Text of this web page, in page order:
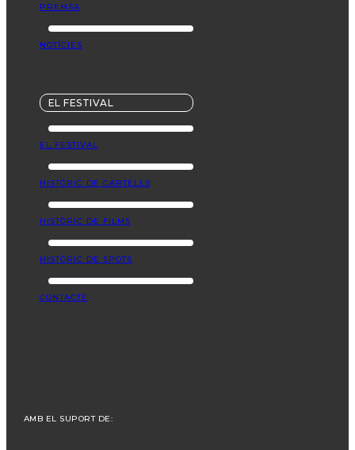
PREMSA
NOTÍCIES
EL FESTIVAL
EL FESTIVAL
HISTÒRIC DE CARTELLS
HISTÒRIC DE FILMS
HISTÒRIC DE SPOTS
CONTACTE
AMB EL SUPORT DE: